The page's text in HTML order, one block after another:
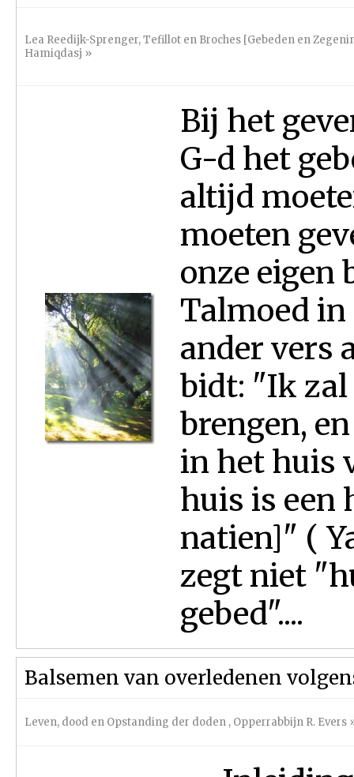
Lea Reedijk-Sprenger,Tefillot en Broches [Gebeden en
Hamiqdasj »
Bij het
G-d het
altijd
moeten
onze eigen
Talmoed in
ander vers
bidt: "Ik zal
brengen,
in het huis
huis is een
natien]" (
zegt niet
gebed"....
Balsemen van overledenen
Leven, dood en Opstanding der doden , Opperrabbijn R. Evers